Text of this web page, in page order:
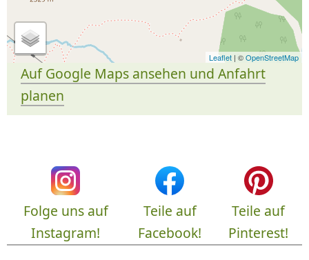
Leaflet | ©OpenStreetMap
Auf Google Maps ansehen und Anfahrt
planen
Folge uns auf
Instagram!
Teile auf
Facebook!
Teile auf
Pinterest!